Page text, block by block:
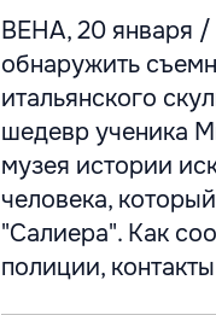
ВЕНА, 20 января
обнаружить
итальянского
шедевр ученика
музея истории
человека,
"Салиера". Как
полиции,